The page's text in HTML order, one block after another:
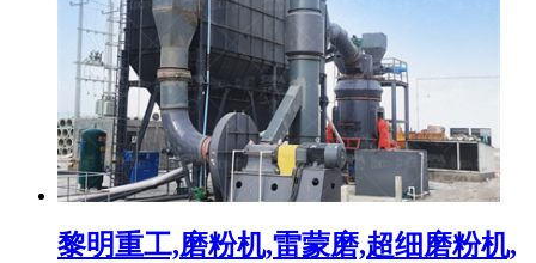
黎明重工,磨粉机,雷蒙磨,超细磨粉机,